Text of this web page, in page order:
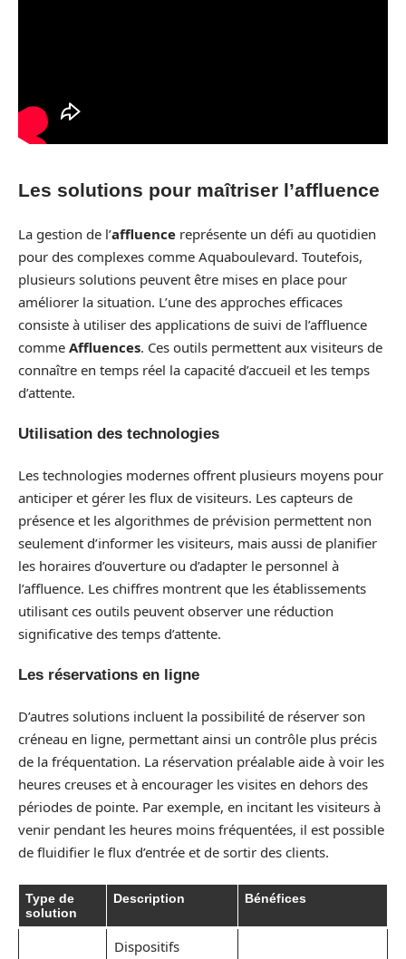
Les solutions pour maîtriser l’affluence
La gestion de l’affluence représente un défi au quotidien
pour des complexes comme Aquaboulevard. Toutefois,
plusieurs solutions peuvent être mises en place pour
améliorer la situation. L’une des approches efficaces
consiste à utiliser des applications de suivi de l’affluence
comme Affluences. Ces outils permettent aux visiteurs de
connaître en temps réel la capacité d’accueil et les temps
d’attente.
Utilisation des technologies
Les technologies modernes offrent plusieurs moyens pour
anticiper et gérer les flux de visiteurs. Les capteurs de
présence et les algorithmes de prévision permettent non
seulement d’informer les visiteurs, mais aussi de planifier
les horaires d’ouverture ou d’adapter le personnel à
l’affluence. Les chiffres montrent que les établissements
utilisant ces outils peuvent observer une réduction
significative des temps d’attente.
Les réservations en ligne
D’autres solutions incluent la possibilité de réserver son
créneau en ligne, permettant ainsi un contrôle plus précis
de la fréquentation. La réservation préalable aide à voir les
heures creuses et à encourager les visites en dehors des
périodes de pointe. Par exemple, en incitant les visiteurs à
venir pendant les heures moins fréquentées, il est possible
de fluidifier le flux d’entrée et de sortir des clients.
Type de
solution
Description Bénéfices
Dispositifs